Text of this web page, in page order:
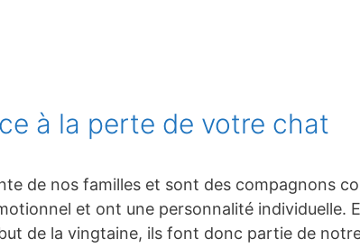
à la perte de votre chat
de nos familles et sont des compagnons
et ont une personnalité individuelle.
de la vingtaine, ils font donc partie de